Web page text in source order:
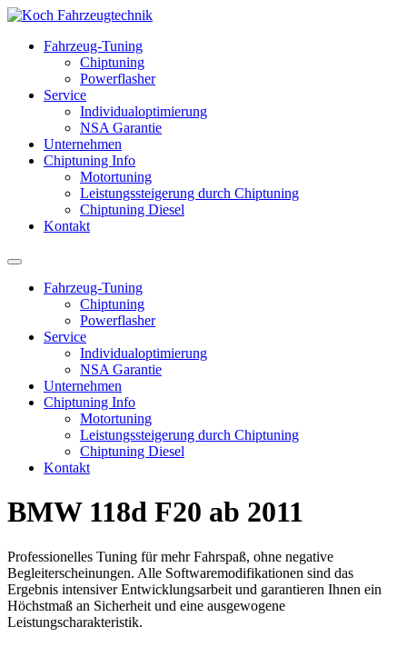
Fahrzeug-Tuning
Chiptuning
Powerflasher
Service
Individualoptimierung
NSA Garantie
Unternehmen
Chiptuning Info
Motortuning
Leistungssteigerung durch Chiptuning
Chiptuning Diesel
Kontakt
Fahrzeug-Tuning
Chiptuning
Powerflasher
Service
Individualoptimierung
NSA Garantie
Unternehmen
Chiptuning Info
Motortuning
Leistungssteigerung durch Chiptuning
Chiptuning Diesel
Kontakt
BMW 118d F20 ab 2011
Professionelles Tuning für mehr Fahrspaß, ohne negative
Begleiterscheinungen. Alle Softwaremodifikationen sind das
Ergebnis intensiver Entwicklungsarbeit und garantieren Ihnen ein
Höchstmaß an Sicherheit und eine ausgewogene
Leistungscharakteristik.